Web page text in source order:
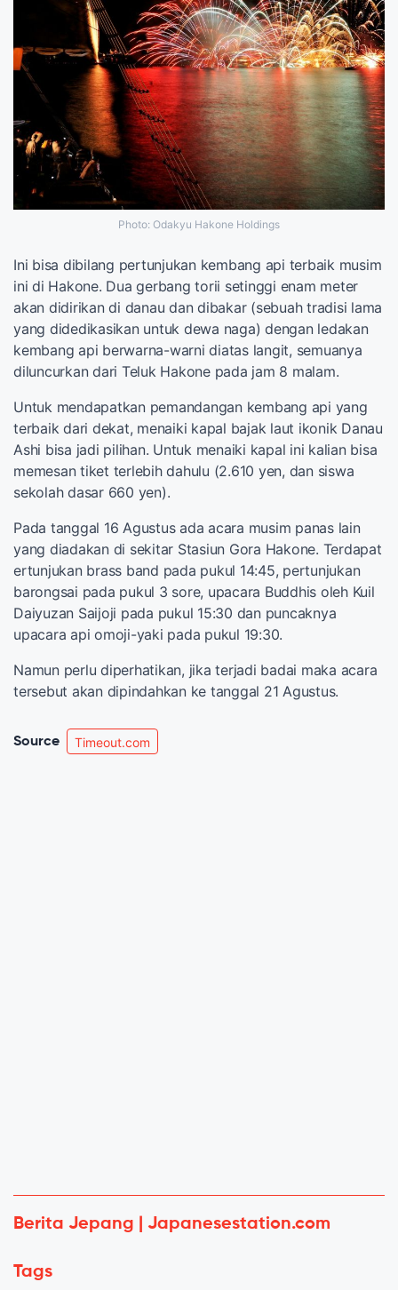
Photo: Odakyu Hakone Holdings
Ini bisa dibilang pertunjukan kembang api terbaik musim
ini di Hakone. Dua gerbang torii setinggi enam meter
akan didirikan di danau dan dibakar (sebuah tradisi lama
yang didedikasikan untuk dewa naga) dengan ledakan
kembang api berwarna-warni diatas langit, semuanya
diluncurkan dari Teluk Hakone pada jam 8 malam.
Untuk mendapatkan pemandangan kembang api yang
terbaik dari dekat, menaiki kapal bajak laut ikonik Danau
Ashi bisa jadi pilihan. Untuk menaiki kapal ini kalian bisa
memesan tiket terlebih dahulu (2.610 yen, dan siswa
sekolah dasar 660 yen).
Pada tanggal 16 Agustus ada acara musim panas lain
yang diadakan di sekitar Stasiun Gora Hakone. Terdapat
ertunjukan brass band pada pukul 14:45, pertunjukan
barongsai pada pukul 3 sore, upacara Buddhis oleh Kuil
Daiyuzan Saijoji pada pukul 15:30 dan puncaknya
upacara api omoji-yaki pada pukul 19:30.
Namun perlu diperhatikan, jika terjadi badai maka acara
tersebut akan dipindahkan ke tanggal 21 Agustus.
Source Timeout.com
Berita Jepang | Japanesestation.com
Tags